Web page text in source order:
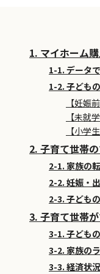
1. マイホーム
1-1. データ
1-2. 子ども
【妊娠
【未就
【小学生
2. 子育て世帯
2-1. 家族の
2-2. 妊娠・
2-3. 子ども
3. 子育て世帯
3-1. 子ども
3-2. 家族の
3-3. 経済状